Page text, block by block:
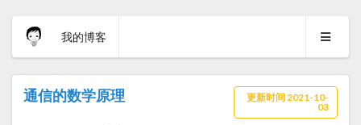
我的博客
通信的数学原理
更新时间 2021-10-
03